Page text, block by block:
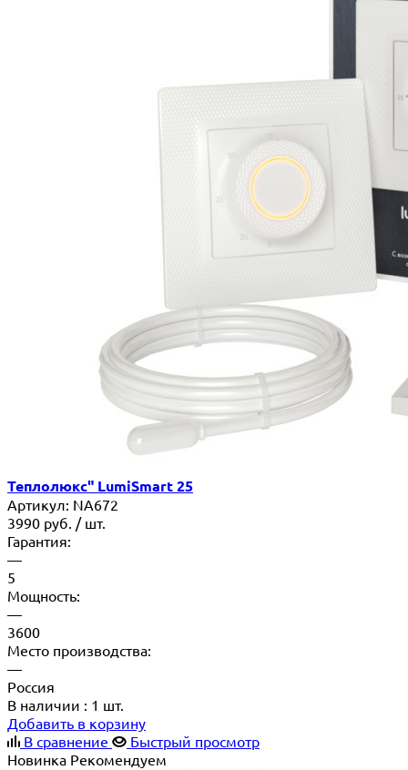
Теплолюкс" LumiSmart 25
Артикул: NA672
3990 руб. / шт.
Гарантия:
—
5
Мощность:
—
3600
Место производства:
—
Россия
В наличии : 1 шт.
Добавить в корзину
В сравнение
Быстрый просмотр
Новинка Рекомендуем